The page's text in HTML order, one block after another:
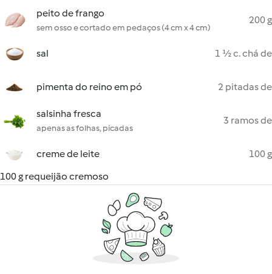
peito de frango
sem osso e cortado em pedaços (4 cm x 4 cm)
200 g
sal 1 ½ c. chá de
pimenta do reino em pó 2 pitadas de
salsinha fresca
apenas as folhas, picadas
3 ramos de
creme de leite
100 g
100 g requeijão cremoso